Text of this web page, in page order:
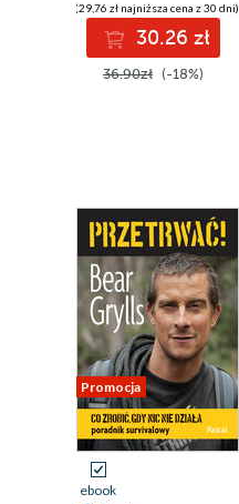
(29,76 zł najniższa cena z 30 dni)
30.26 zł
36.90zł (-18%)
Promocja
ebook